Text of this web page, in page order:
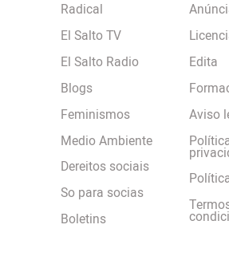
Radical
El Salto TV
El Salto Radio
Blogs
Feminismos
Medio Ambiente
Dereitos sociais
So para socias
Boletins
Edita
Aviso